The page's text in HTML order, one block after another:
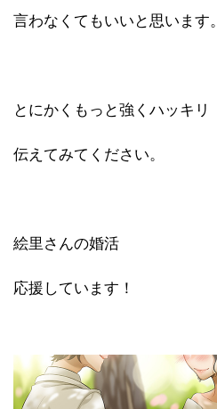
言わなくてもいいと思います。
とにかくもっと強くハッキリ
伝えてみてください。
絵里さんの婚活
応援しています！